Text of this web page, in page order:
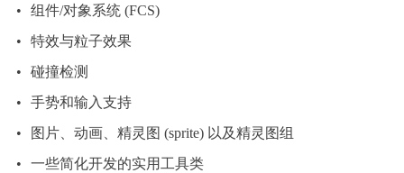
•
组件/对象系统 (FCS)
•
特效与粒子效果
•
碰撞检测
•
手势和输入支持
•
图片、动画、精灵图 (sprite) 以及精灵图组
•
一些简化开发的实用工具类